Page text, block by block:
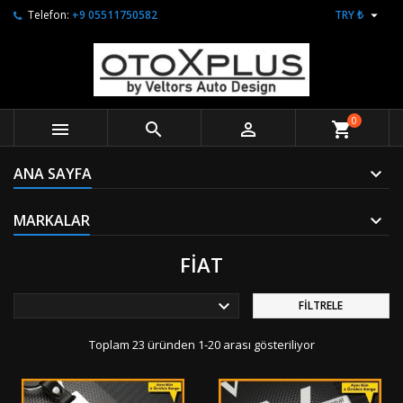
Telefon: +9 05511750582 TRY ₺ 
   shopping_cart0
ANA SAYFA
MARKALAR
FIAT
 FILTRELE
Toplam 23 üründen 1-20 arası gösteriliyor